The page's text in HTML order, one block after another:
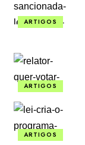
ARTIGOS
ARTIGOS
ARTIGOS